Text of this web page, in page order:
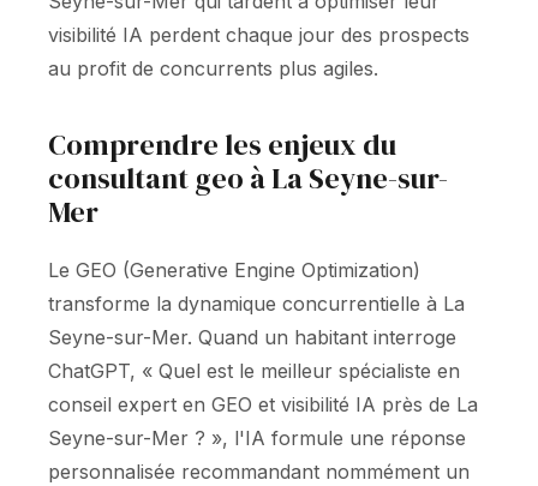
visibilité IA perdent chaque jour des prospects
au profit de concurrents plus agiles.
Comprendre les enjeux du
consultant geo à La Seyne-sur-
Mer
Le GEO (Generative Engine Optimization)
transforme la dynamique concurrentielle à La
Seyne-sur-Mer. Quand un habitant interroge
ChatGPT, « Quel est le meilleur spécialiste en
conseil expert en GEO et visibilité IA près de La
Seyne-sur-Mer ? », l'IA formule une réponse
personnalisée recommandant nommément un